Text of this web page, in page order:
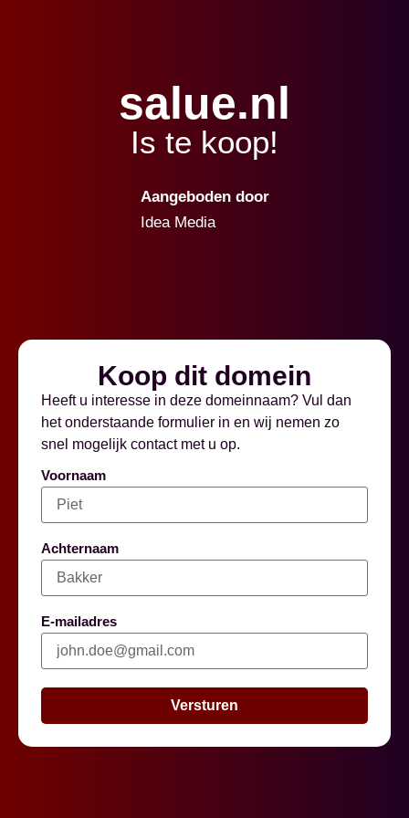
salue.nl
Is te koop!
Aangeboden door
Idea Media
Koop dit domein
Heeft u interesse in deze domeinnaam? Vul dan
het onderstaande formulier in en wij nemen zo
snel mogelijk contact met u op.
Voornaam
Achternaam
E-mailadres
Versturen